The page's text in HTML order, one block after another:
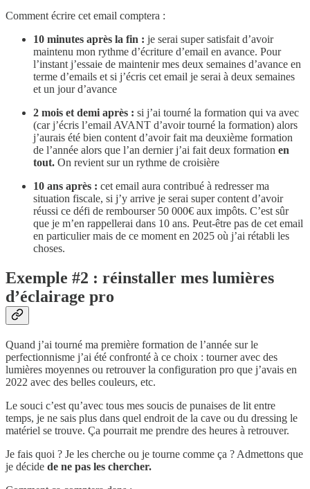
Comment écrire cet email comptera :
10 minutes après la fin : je serai super satisfait d’avoir
maintenu mon rythme d’écriture d’email en avance. Pour
l’instant j’essaie de maintenir mes deux semaines d’avance en
terme d’emails et si j’écris cet email je serai à deux semaines
et un jour d’avance
2 mois et demi après : si j’ai tourné la formation qui va avec
(car j’écris l’email AVANT d’avoir tourné la formation) alors
j’aurais été bien content d’avoir fait ma deuxième formation
de l’année alors que l’an dernier j’ai fait deux formation en
tout. On revient sur un rythme de croisière
10 ans après : cet email aura contribué à redresser ma
situation fiscale, si j’y arrive je serai super content d’avoir
réussi ce défi de rembourser 50 000€ aux impôts. C’est sûr
que je m’en rappellerai dans 10 ans. Peut-être pas de cet email
en particulier mais de ce moment en 2025 où j’ai rétabli les
choses.
Exemple #2 : réinstaller mes lumières
d’éclairage pro
Quand j’ai tourné ma première formation de l’année sur le
perfectionnisme j’ai été confronté à ce choix : tourner avec des
lumières moyennes ou retrouver la configuration pro que j’avais en
2022 avec des belles couleurs, etc.
Le souci c’est qu’avec tous mes soucis de punaises de lit entre
temps, je ne sais plus dans quel endroit de la cave ou du dressing le
matériel se trouve. Ça pourrait me prendre des heures à retrouver.
Je fais quoi ? Je les cherche ou je tourne comme ça ? Admettons que
je décide de ne pas les chercher.